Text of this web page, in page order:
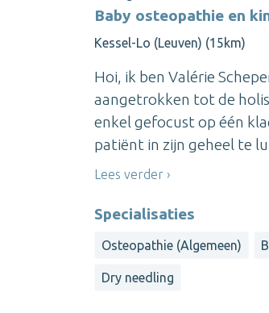
Baby osteopathie en
Kessel-Lo (Leuven) (15km)
Hoi, ik ben Valérie
aangetrokken tot de
enkel gefocust op één
patiënt in zijn geheel te
Lees verder
Specialisaties
Osteopathie (Algemeen)
Dry needling